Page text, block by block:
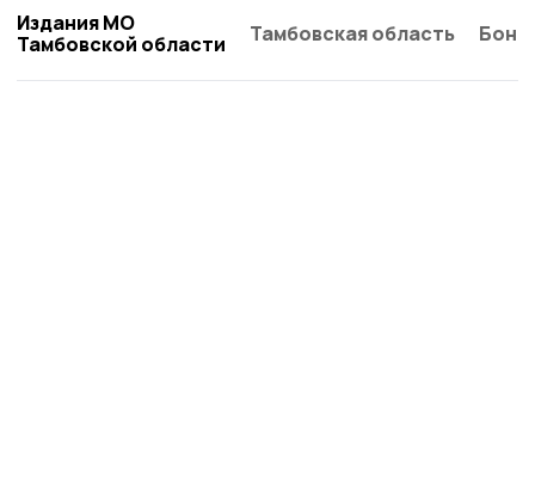
Издания МО
Тамбовской области
Тамбовская область